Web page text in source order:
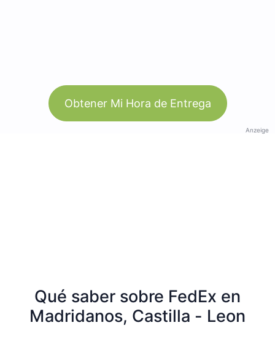
Obtener Mi Hora de Entrega
Anzeige
Qué saber sobre FedEx en
Madridanos, Castilla - Leon